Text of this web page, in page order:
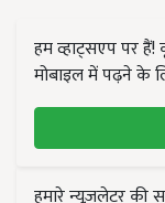
हम व्हाट्सएप पर
मोबाइल में पढ़ने के
हमारे न्यूज़लेटर की